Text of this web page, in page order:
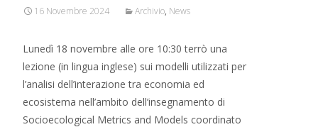
16 Novembre 2024 Archivio, News
Lunedì 18 novembre alle ore 10:30 terrò una
lezione (in lingua inglese) sui modelli utilizzati per
l’analisi dell’interazione tra economia ed
ecosistema nell’ambito dell’insegnamento di
Socioecological Metrics and Models coordinato